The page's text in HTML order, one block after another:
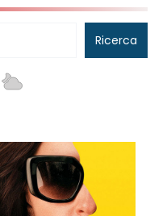
Ricerca